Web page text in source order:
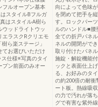
フルオープン基本
スタイルBフルガ
はスタイルA樹ら
ッドライトウッ
エラスクRクリエモ
ら楽ステージ」
てお選びいただけ
仕様※写真のタイ
プン前面のみオー
向によって色味
を閉めて把手を
す。ロックパー
ルのハンドル■
全ての折戸パネ
ネルの開閉がで
取り付けたパネ
施錠・解錠機能
ックと表面仕上
る、お好みのタ
の約200倍の耐衝
ート板。熱線吸
の力で汚れが落
グで有害な紫外